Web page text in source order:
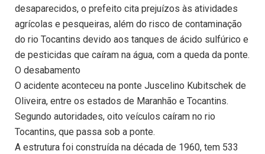
desaparecidos, o prefeito cita prejuízos às atividades
agrícolas e pesqueiras, além do risco de contaminação
do rio Tocantins devido aos tanques de ácido sulfúrico e
de pesticidas que caíram na água, com a queda da ponte.
O desabamento
O acidente aconteceu na ponte Juscelino Kubitschek de
Oliveira, entre os estados de Maranhão e Tocantins.
Segundo autoridades, oito veículos caíram no rio
Tocantins, que passa sob a ponte.
A estrutura foi construída na década de 1960, tem 533